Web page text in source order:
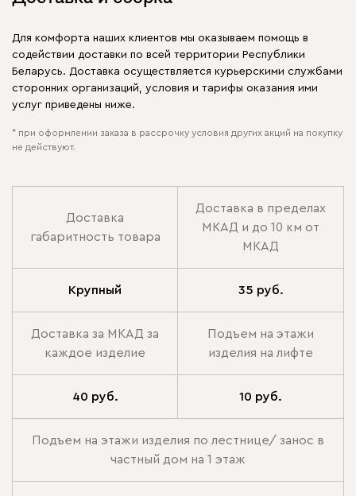
Для комфорта наших клиентов мы оказываем помощь в
содействии доставки по всей территории Республики
Беларусь. Доставка осуществляется курьерскими службами
сторонних организаций, условия и тарифы оказания ими
услуг приведены ниже.
* при оформлении заказа в рассрочку условия других акций на покупку
не действуют.
Доставка
габаритность товара
Доставка в пределах
МКАД и до 10 км от
МКАД
Крупный 35 руб.
Доставка за МКАД за
каждое изделие
Подъем на этажи
изделия на лифте
40 руб. 10 руб.
Подъем на этажи изделия по лестнице/ занос в
частный дом на 1 этаж